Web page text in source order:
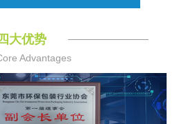
四大优势
Advantages